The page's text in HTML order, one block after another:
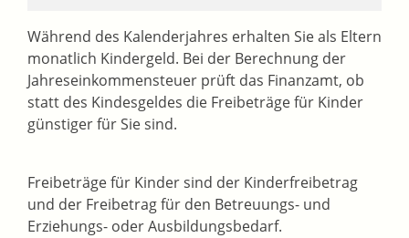
Während des Kalenderjahres erhalten Sie als Eltern
monatlich Kindergeld. Bei der Berechnung der
Jahreseinkommensteuer prüft das Finanzamt, ob
statt des Kindesgeldes die Freibeträge für Kinder
günstiger für Sie sind.
Freibeträge für Kinder sind der Kinderfreibetrag
und der Freibetrag für den Betreuungs- und
Erziehungs- oder Ausbildungsbedarf.